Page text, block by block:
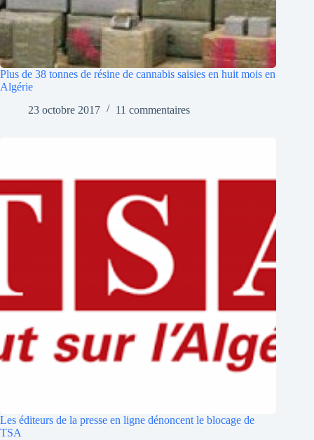
Plus de 38 tonnes de résine de cannabis saisies en huit mois en
Algérie
23 octobre 2017
11 commentaires
Les éditeurs de la presse en ligne dénoncent le blocage de
TSA